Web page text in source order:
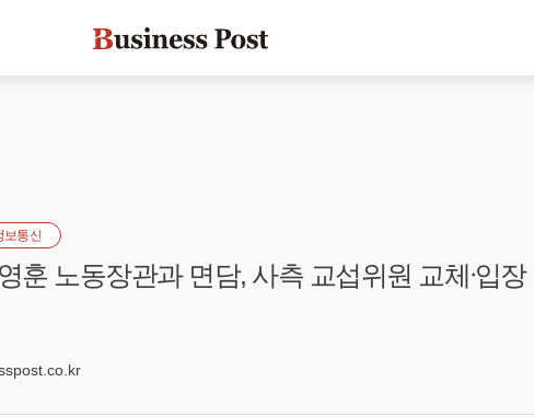
보통신
훈 노동장관과 면담, 사측 교섭위원 교체ᐧ입장